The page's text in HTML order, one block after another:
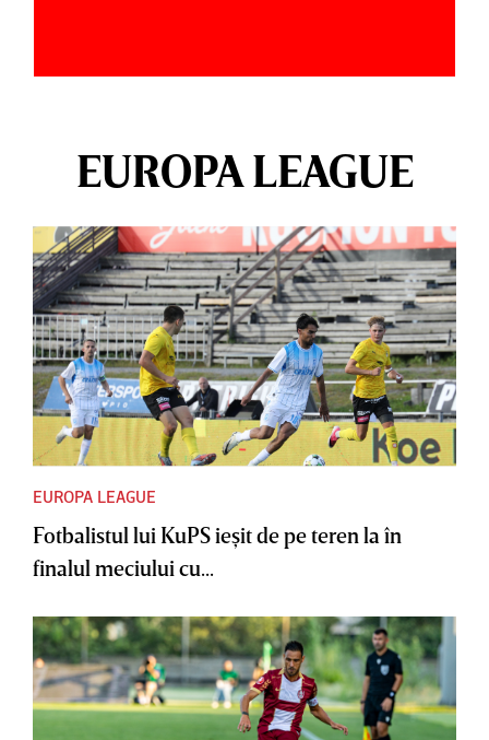
EUROPA LEAGUE
EUROPA LEAGUE
Fotbalistul lui KuPS ieşit de pe teren la în
finalul meciului cu...